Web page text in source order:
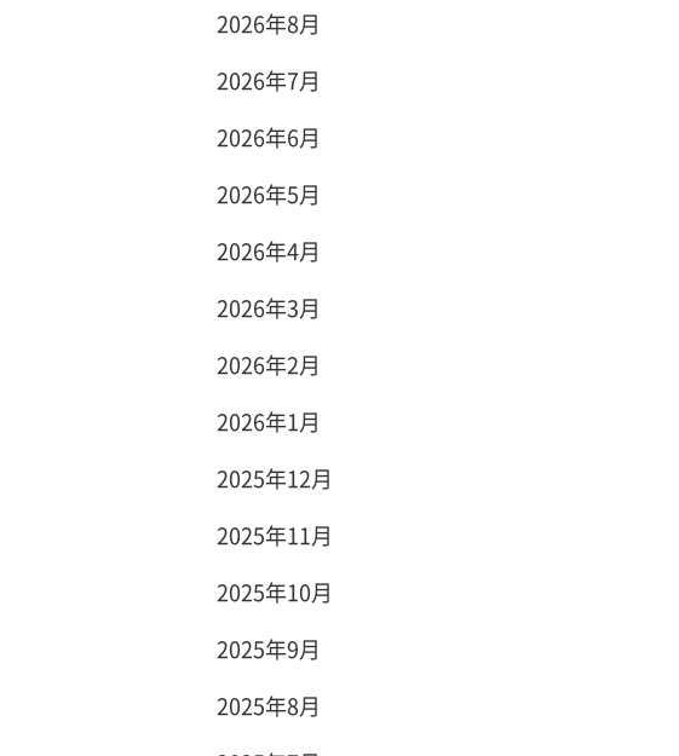
2026年8月
2026年7月
2026年6月
2026年5月
2026年4月
2026年3月
2026年2月
2026年1月
2025年12月
2025年11月
2025年10月
2025年9月
2025年8月